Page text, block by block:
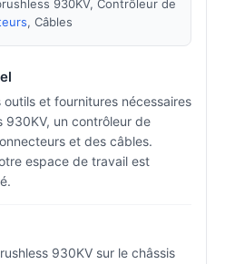
930KV, Contrôleur de
, Câbles
outils et fournitures nécessaires
930KV, un contrôleur de
et des câbles.
espace de travail est
930KV sur le châssis